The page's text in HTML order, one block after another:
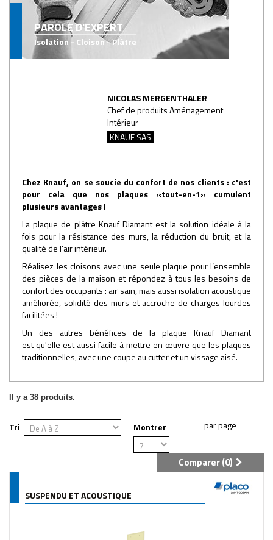
PAROLE D'EXPERT
Isolation - Cloison - Plâtre
NICOLAS MERGENTHALER
Chef de produits Aménagement
Intérieur
KNAUF SAS
Chez Knauf, on se soucie du confort de nos clients : c'est
pour cela que nos plaques «tout-en-1» cumulent
plusieurs avantages !
La plaque de plâtre Knauf Diamant est la solution idéale à la
fois pour la résistance des murs, la réduction du bruit, et la
qualité de l’air intérieur.
Réalisez les cloisons avec une seule plaque pour l’ensemble
des pièces de la maison et répondez à tous les besoins de
confort des occupants : air sain, mais aussi isolation acoustique
améliorée, solidité des murs et accroche de charges lourdes
facilitées !
Un des autres bénéfices de la plaque Knauf Diamant
est qu'elle est aussi facile à mettre en œuvre que les plaques
traditionnelles, avec une coupe au cutter et un vissage aisé.
Il y a 38 produits.
Tri Montrer
Comparer (0)
SUSPENDU ET ACOUSTIQUE